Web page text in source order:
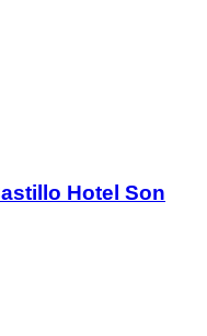
Hotel Son